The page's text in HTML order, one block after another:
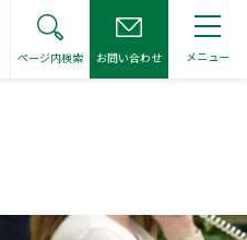
ページ内検索 お問い合わせ メニュー